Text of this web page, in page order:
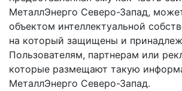
МеталлЭнерго Северо-Запад,
объектом интеллектуальной
на который защищены и
Пользователям, партнерам или
которые размещают такую
МеталлЭнерго Северо-Запад.